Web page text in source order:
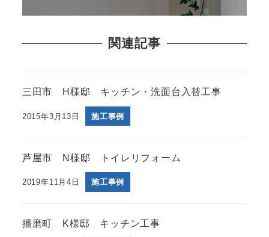
関連記事
三田市 H様邸 キッチン・洗面台入替工事
2015年3月13日 施工事例
芦屋市 N様邸 トイレリフォーム
2019年11月4日 施工事例
播磨町 K様邸 キッチン工事